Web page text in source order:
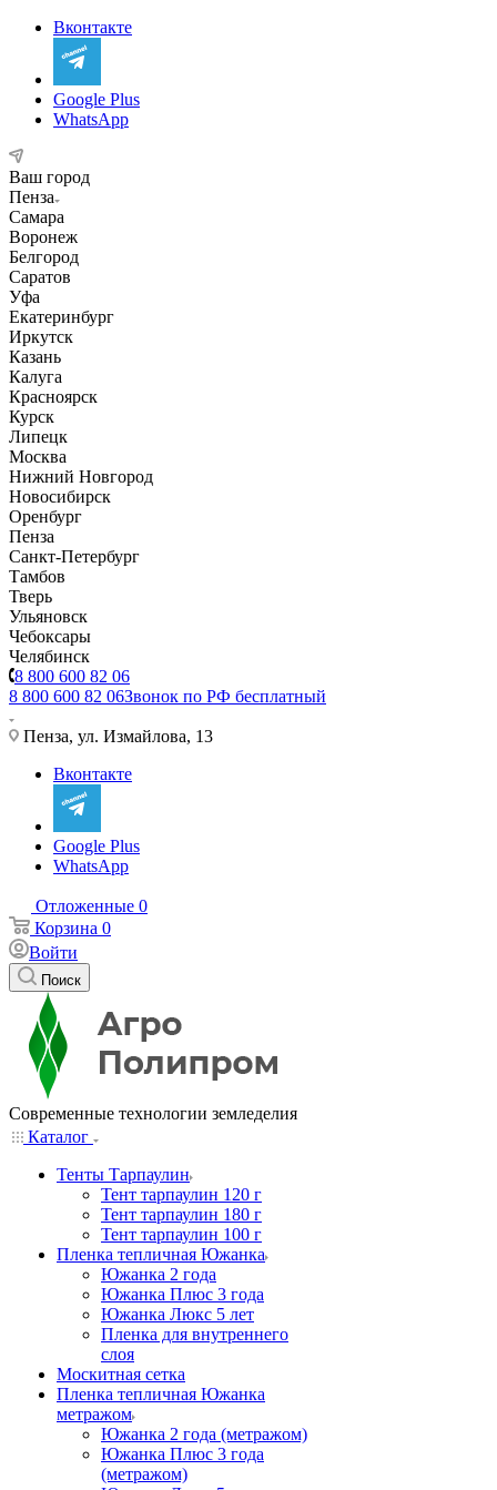
Вконтакте
Google Plus
WhatsApp
Ваш город
Пенза
Самара
Воронеж
Белгород
Саратов
Уфа
Екатеринбург
Иркутск
Казань
Калуга
Красноярск
Курск
Липецк
Москва
Нижний Новгород
Новосибирск
Оренбург
Пенза
Санкт-Петербург
Тамбов
Тверь
Ульяновск
Чебоксары
Челябинск
8 800 600 82 06
8 800 600 82 06Звонок по РФ бесплатный
Пенза, ул. Измайлова, 13
Вконтакте
Google Plus
WhatsApp
Отложенные 0
Корзина 0
Войти
Поиск
Современные технологии земледелия
Каталог
Тенты Тарпаулин
Тент тарпаулин 120 г
Тент тарпаулин 180 г
Тент тарпаулин 100 г
Пленка тепличная Южанка
Южанка 2 года
Южанка Плюс 3 года
Южанка Люкс 5 лет
Пленка для внутреннего
слоя
Москитная сетка
Пленка тепличная Южанка
метражом
Южанка 2 года (метражом)
Южанка Плюс 3 года
(метражом)